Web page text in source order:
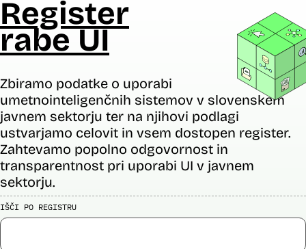
Register
rabe UI
Zbiramo podatke o uporabi
umetnointeligenčnih sistemov v slovenskem
javnem sektorju ter na njihovi podlagi
ustvarjamo celovit in vsem dostopen register.
Zahtevamo popolno odgovornost in
transparentnost pri uporabi UI v javnem
sektorju.
IŠČI PO REGISTRU